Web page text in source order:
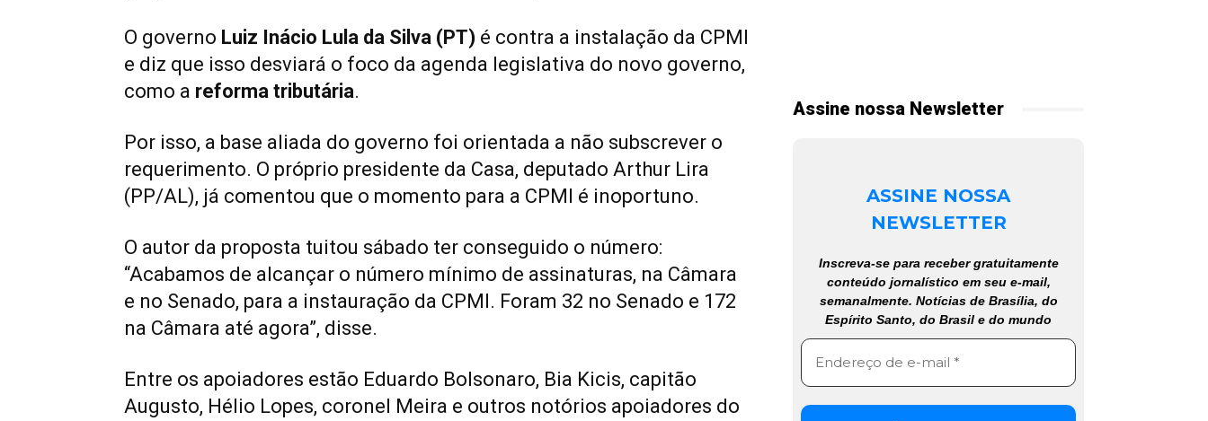
O governo Luiz Inácio Lula da Silva (PT) é contra a instalação da CPMI
e diz que isso desviará o foco da agenda legislativa do novo governo,
como a reforma tributária.
Por isso, a base aliada do governo foi orientada a não subscrever o
requerimento. O próprio presidente da Casa, deputado Arthur Lira
(PP/AL), já comentou que o momento para a CPMI é inoportuno.
O autor da proposta tuitou sábado ter conseguido o número:
“Acabamos de alcançar o número mínimo de assinaturas, na Câmara
e no Senado, para a instauração da CPMI. Foram 32 no Senado e 172
na Câmara até agora”, disse.
Entre os apoiadores estão Eduardo Bolsonaro, Bia Kicis, capitão
Augusto, Hélio Lopes, coronel Meira e outros notórios apoiadores do
Assine nossa Newsletter
ASSINE NOSSA
NEWSLETTER
Inscreva-se para receber gratuitamente
conteúdo jornalístico em seu e-mail,
semanalmente. Notícias de Brasília, do
Espírito Santo, do Brasil e do mundo